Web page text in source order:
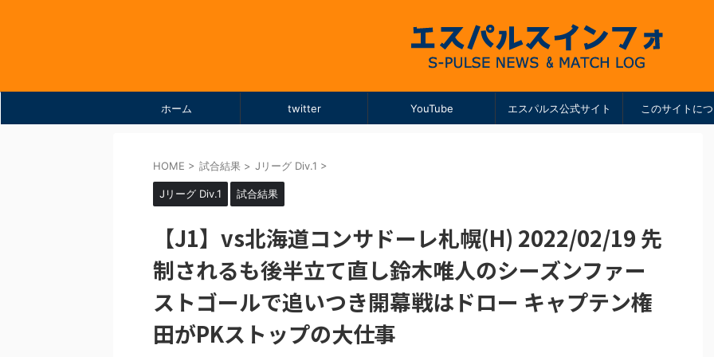
ホーム twitter YouTube エスパルス公式サイト このサイトに
HOME > 試合結果 > Jリーグ Div.1 >
Jリーグ Div.1 試合結果
【J1】vs北海道コンサドーレ札幌(H) 2022/02/19 先
制されるも後半立て直し鈴木唯人のシーズンファー
ストゴールで追いつき開幕戦はドロー キャプテン権
田がPKストップの大仕事